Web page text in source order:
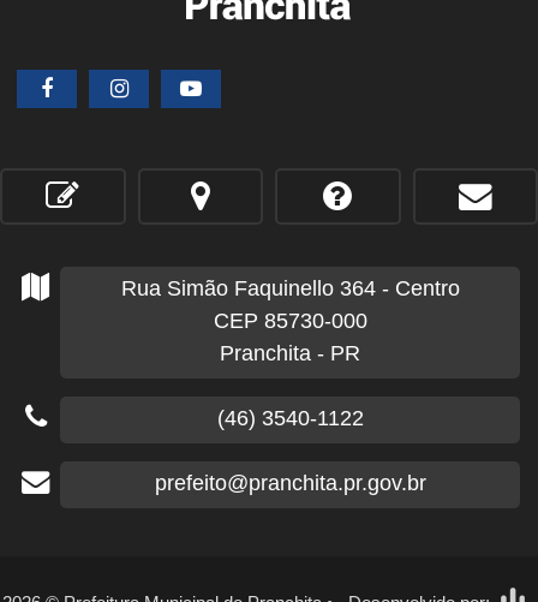
Rua Simão Faquinello 364 - Centro
CEP 85730-000
Pranchita - PR
(46) 3540-1122
prefeito@pranchita.pr.gov.br